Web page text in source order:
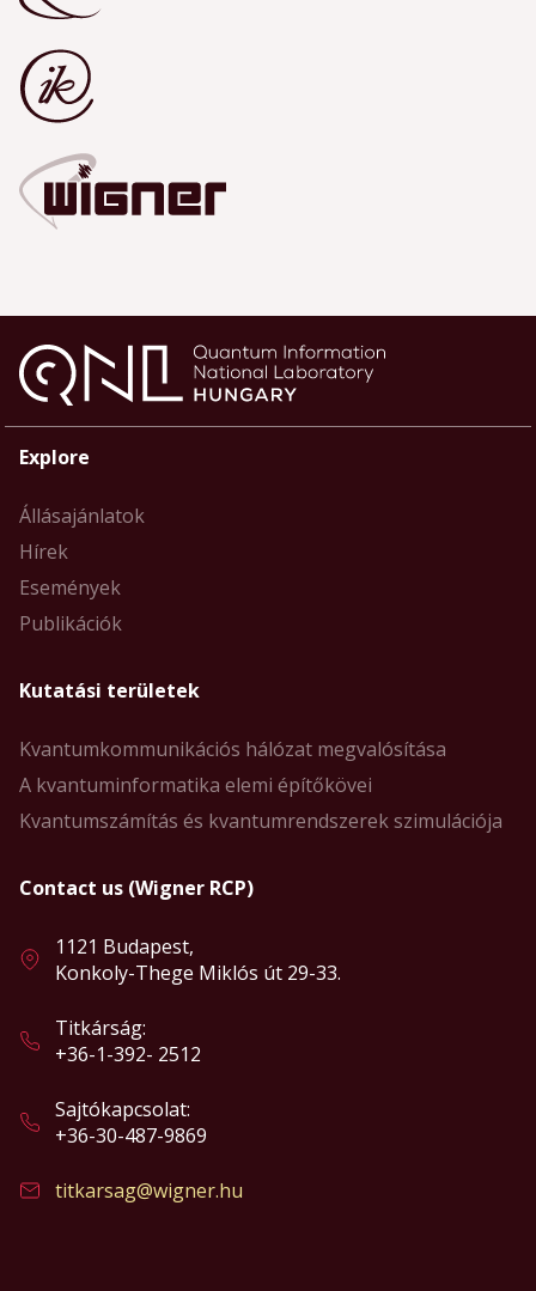
Explore
Állásajánlatok
Hírek
Események
Publikációk
Kutatási területek
Kvantumkommunikációs hálózat megvalósítása
A kvantuminformatika elemi építőkövei
Kvantumszámítás és kvantumrendszerek szimulációja
Contact us (Wigner RCP)
1121 Budapest,
Konkoly-Thege Miklós út 29-33.
Titkárság:
+36-1-392- 2512
Sajtókapcsolat:
+36-30-487-9869
titkarsag@wigner.hu